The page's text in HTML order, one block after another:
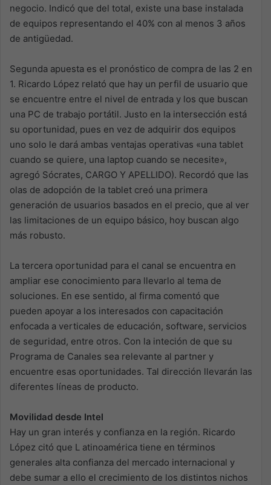
negocio. Indicó que del total, existe una base instalada
de equipos representando el 40% con al menos 3 años
de antigüedad.
Segunda apuesta es el pronóstico de compra de las 2 en
1. Ricardo López relató que hay un perfil de usuario que
se encuentre entre el nivel de entrada y los que buscan
una PC de trabajo portátil. Justo en la intersección está
su oportunidad, pues en vez de adquirir dos equipos
uno solo le dará ambas ventajas operativas «una tablet
cuando se quiere, una laptop cuando se necesite»,
agregó Sócrates, CARGO Y APELLIDO). Recordó que las
olas de adopción de la tablet creó una primera
generación de usuarios basados en el precio, que al ver
las limitaciones de un equipo básico, hoy buscan algo
más robusto.
La tercera oportunidad para el canal se encuentra en
ampliar ese conocimiento para llevarlo al tema de
soluciones. En ese sentido, al firma comentó que
pueden apoyar a los interesados con capacitación
enfocada a verticales de educación, software, servicios
de seguridad, entre otros. Con la inteción de que su
Programa de Canales sea relevante al partner y
encuentre esas oportunidades. Tal dirección llevarán las
diferentes líneas de producto.
Movilidad desde Intel
Hay un gran interés y confianza en la región. Ricardo
López citó que L atinoamérica tiene en términos
generales alta confianza del mercado internacional y
debe sumar a ello el crecimiento de los distintos nichos